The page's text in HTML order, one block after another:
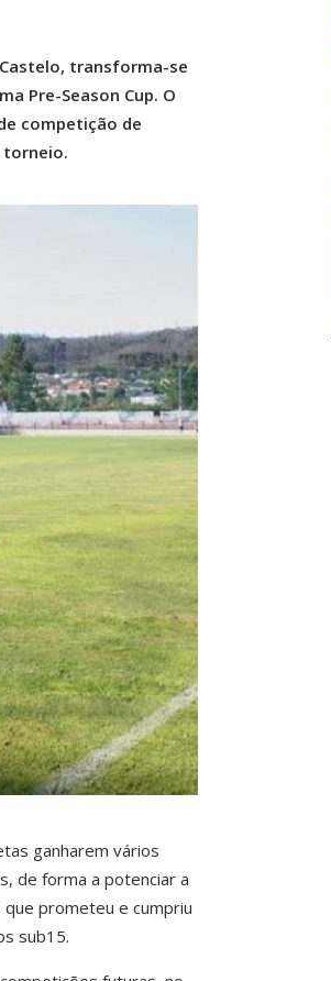
transforma-se
Pre-Season Cup. O
competição de
torneio.
ganharem vários
de forma a potenciar a
prometeu e cumpriu
sub15.